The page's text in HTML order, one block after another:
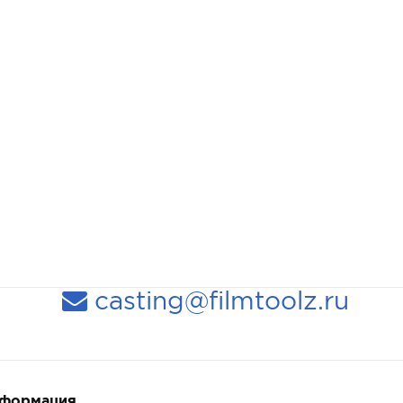
casting@filmtoolz.ru